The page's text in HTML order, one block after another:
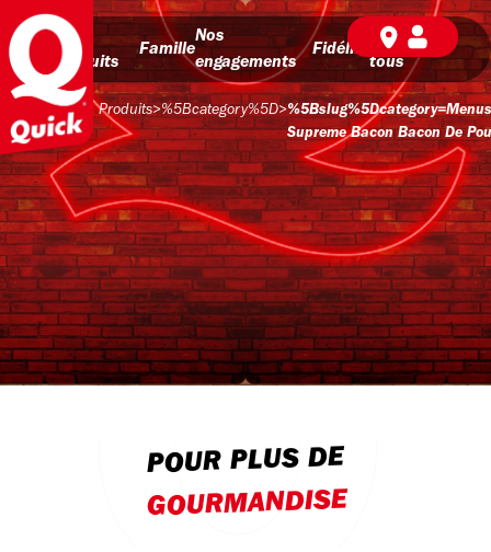
Nos
produits
Famille
Nos
engagements
Fidélité
BD pour
tous
Produits>%5Bcategory%5D>
Supreme Bacon Bacon De
POUR PLUS DE
GOURMANDISE